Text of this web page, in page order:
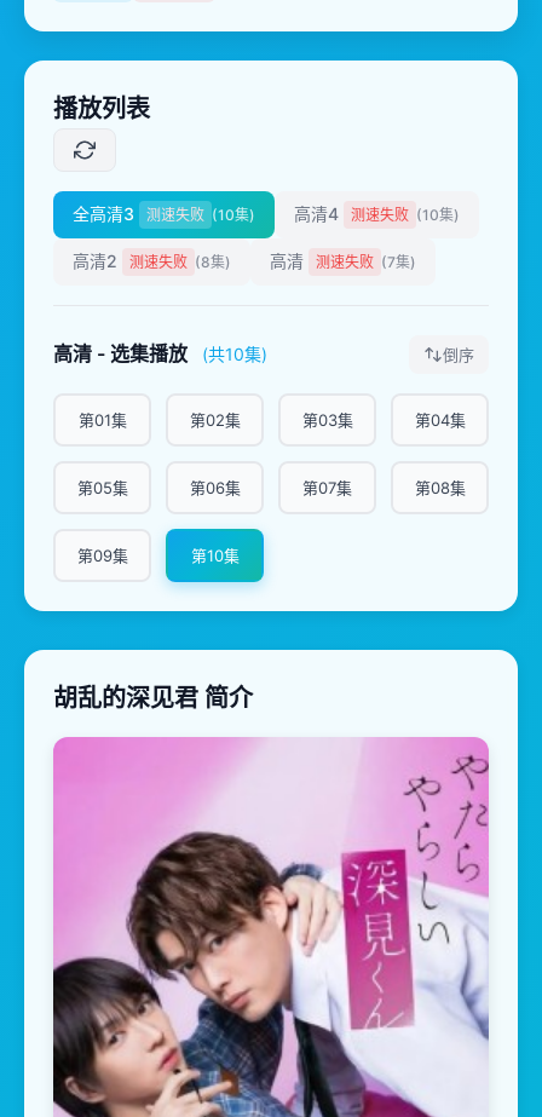
播放列表
全高清3 测速失败 (10集) 高清4 测速失败 (10集)
高清2 测速失败 (8集) 高清 测速失败 (7集)
高清 - 选集播放 (共10集) 倒序
第01集 第02集 第03集 第04集
第05集 第06集 第07集 第08集
第09集 第10集
胡乱的深见君 简介